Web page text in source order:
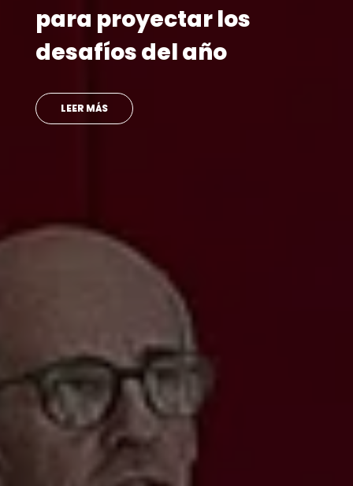
para proyectar los
desafíos del año
LEER MÁS